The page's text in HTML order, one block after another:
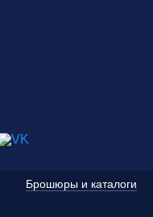
Брошюры и каталоги